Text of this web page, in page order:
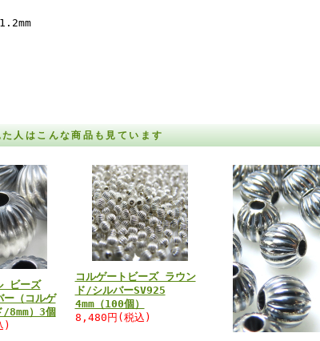
人はこんな商品も見ています
ビーズ
（コルゲ
8mm）3個
)
コルゲートビーズ ラウン
ド/シルバーSV925
4mm（100個）
8,480円(税込)